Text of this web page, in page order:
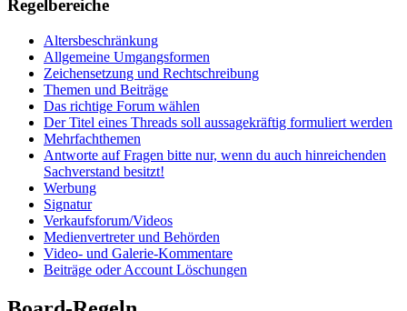
Regelbereiche
Altersbeschränkung
Allgemeine Umgangsformen
Zeichensetzung und Rechtschreibung
Themen und Beiträge
Das richtige Forum wählen
Der Titel eines Threads soll aussagekräftig formuliert werden
Mehrfachthemen
Antworte auf Fragen bitte nur, wenn du auch hinreichenden
Sachverstand besitzt!
Werbung
Signatur
Verkaufsforum/Videos
Medienvertreter und Behörden
Video- und Galerie-Kommentare
Beiträge oder Account Löschungen